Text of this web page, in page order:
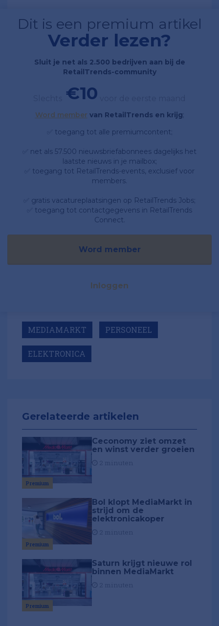
Dit is een premium artikel
Verder lezen?
Sluit je net als 2.500 bedrijven aan bij de
RetailTrends-community
€10
Word member van RetailTrends en krijg;
✅ toegang tot alle premiumcontent;
✅ net als 57.500 nieuwsbriefabonnees dagelijks het
laatste nieuws in je mailbox;
✅ toegang tot RetailTrends-events, exclusief voor
members.
✅ gratis vacatureplaatsingen op RetailTrends Jobs;
✅ toegang tot contactgegevens in RetailTrends
Connect.
Word member
Inloggen
MEDIAMARKT PERSONEEL
ELEKTRONICA
Gerelateerde artikelen
Premium
Ceconomy ziet omzet
en winst verder groeien
Premium
Bol klopt MediaMarkt in
strijd om de
elektronicakoper
Premium
Saturn krijgt nieuwe rol
binnen MediaMarkt